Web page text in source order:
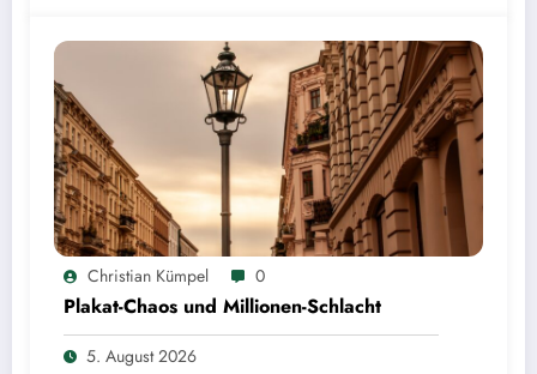
Christian Kümpel 0
Plakat-Chaos und Millionen-Schlacht
5. August 2026